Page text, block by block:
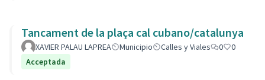
Tancament de la plaça cal cubano/catalunya
XAVIER PALAU LAPREA Municipio Calles y Viales 0
0
Acceptada